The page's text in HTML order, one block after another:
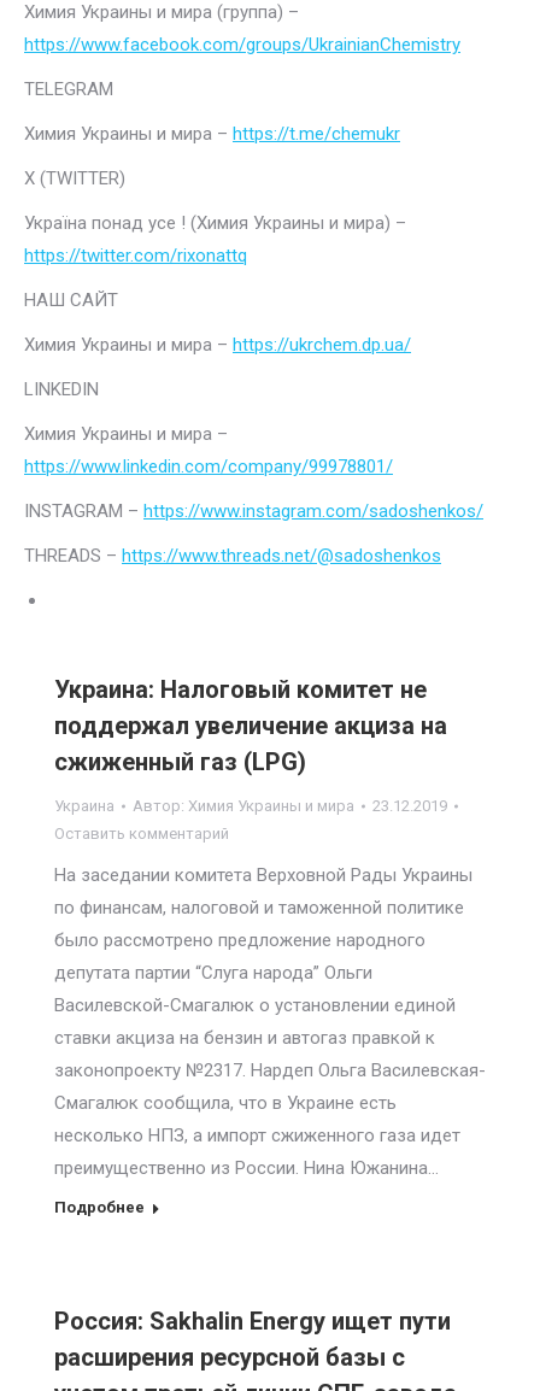
Химия Украины и мира (группа) –
https://www.facebook.com/groups/UkrainianChemistry
TELEGRAM
Химия Украины и мира – https://t.me/chemukr
Х (TWITTER)
Україна понад усе ! (Химия Украины и мира) –
https://twitter.com/rixonattq
НАШ САЙТ
Химия Украины и мира – https://ukrchem.dp.ua/
LINKEDIN
Химия Украины и мира –
https://www.linkedin.com/company/99978801/
INSTAGRAM – https://www.instagram.com/sadoshenkos/
THREADS – https://www.threads.net/@sadoshenkos
Украина: Налоговый комитет не
поддержал увеличение акциза на
сжиженный газ (LPG)
Украина Автор: Химия Украины и мира
23.12.2019
Оставить комментарий
На заседании комитета Верховной Рады Украины
по финансам, налоговой и таможенной политике
было рассмотрено предложение народного
депутата партии “Слуга народа” Ольги
Василевской-Смагалюк о установлении единой
ставки акциза на бензин и автогаз правкой к
законопроекту №2317. Нардеп Ольга Василевская-
Смагалюк сообщила, что в Украине есть
несколько НПЗ, а импорт сжиженного газа идет
преимущественно из России. Нина Южанина…
Подробнее
Россия: Sakhalin Energy ищет пути
расширения ресурсной базы с